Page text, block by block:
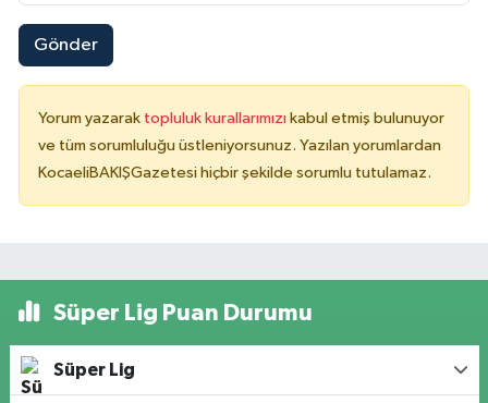
Gönder
Yorum yazarak topluluk kurallarımızı kabul etmiş bulunuyor
ve tüm sorumluluğu üstleniyorsunuz. Yazılan yorumlardan
KocaeliBAKIŞGazetesi hiçbir şekilde sorumlu tutulamaz.
Süper Lig Puan Durumu
Süper Lig